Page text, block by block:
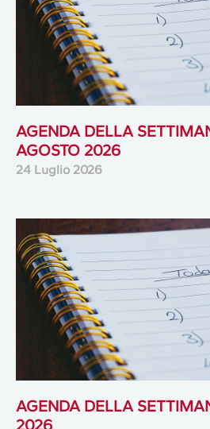
AGENDA DELLA
AGOSTO 2026
24 Luglio 2026
AGENDA DELLA